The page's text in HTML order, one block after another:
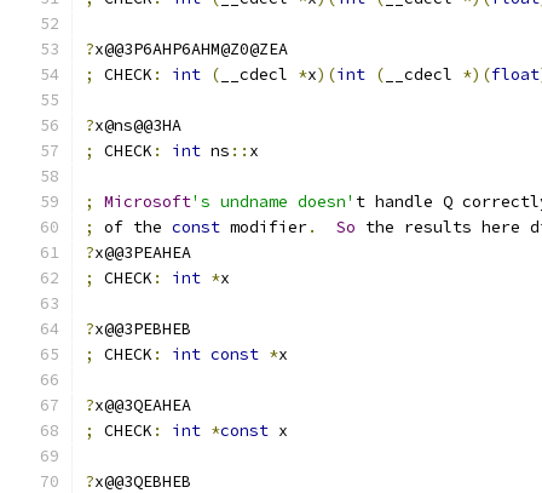
?x@@3P6AHP6AHM@Z0@ZEA
;
CHECK : int ( __cdecl *x)(int ( __cdecl *)(float
?x@ns@@3HA
;
CHECK : int ns :: x
; Microsoft's undname doesn' t handle Q
;
of the const modifier. So the results here
?x@@3PEAHEA
;
CHECK : int *x
?x@@3PEBHEB
;
CHECK : int const *x
?x@@3QEAHEA
;
CHECK : int *const x
?x@@3QEBHEB